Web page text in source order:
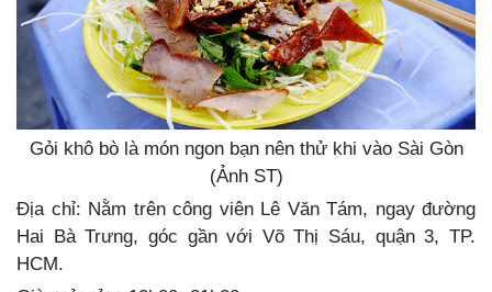
Gỏi khô bò là món ngon bạn nên thử khi vào Sài Gòn
(Ảnh ST)
Địa chỉ: Nằm trên công viên Lê Văn Tám, ngay đường
Hai Bà Trưng, góc gần với Võ Thị Sáu, quận 3, TP.
HCM.